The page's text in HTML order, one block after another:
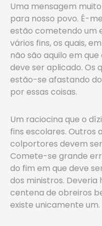
Uma mensagem
para nosso povo. É-
estão cometendo um
vários fins, os quais,
não são aquilo em
deve ser aplicado. Os
estão-se afastando do
por essas coisas.
Um raciocina que o
fins escolares. Outros
colportores devem
Comete-se grande
do fim em que deve
dos ministros.
centena de obreiros
existe unicamente um.